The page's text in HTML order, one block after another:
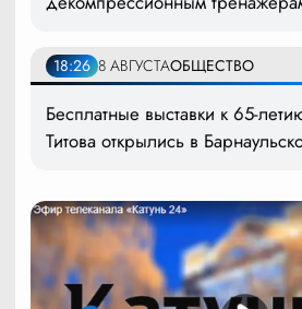
18:26 8 АВГУСТАОБЩЕСТВО
Бесплатные выставки к 65-
Титова открылись в